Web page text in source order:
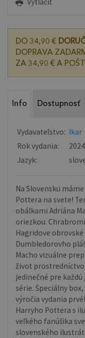
DO 34,90 €
DOPRAVA
ZA 34,90 € A
Info Dostupnosť
Vydavateľstvo: Ikar
Rok vydania:
2024
Jazyk:
Na Slovensku
Pottera na svete!
obálkami Adriána
oriezkou.
Hagridove
Dumbledorovho
Macho vizuálne
život
jedinečné pre
série. Špeciálny
výročia vydania
Harryho Pottera s
veľkého fanúšika
slovenského